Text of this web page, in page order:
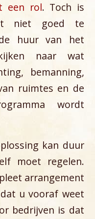
een rol. Toch is
niet goed te
huur van het
naar wat
bemanning,
ruimtes en de
wordt
kan duur
moet regelen.
arrangement
u vooraf weet
bedrijven is dat